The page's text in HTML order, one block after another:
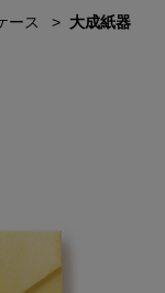
ース
大成紙器